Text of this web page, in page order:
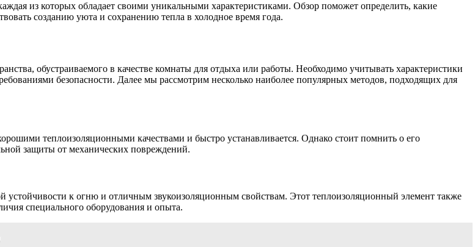
из которых обладает своими уникальными характеристиками. Обзор поможет определить, какие
созданию уюта и сохранению тепла в холодное время года.
обустраиваемого в качестве комнаты для отдыха или работы. Необходимо учитывать характеристики
безопасности. Далее мы рассмотрим несколько наиболее популярных методов, подходящих для
теплоизоляционными качествами и быстро устанавливается. Однако стоит помнить о его
защиты от механических повреждений.
устойчивости к огню и отличным звукоизоляционным свойствам. Этот теплоизоляционный элемент также
специального оборудования и опыта.